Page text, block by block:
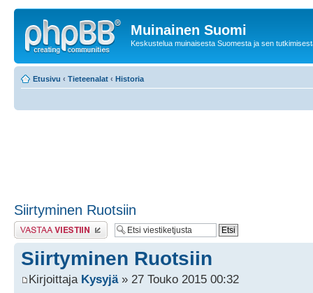
Muinainen Suomi
Keskustelua muinaisesta Suomesta ja sen
Etusivu ‹ Tieteenalat ‹ Historia
Siirtyminen Ruotsiin
Lähetä vastaus
Siirtyminen Ruotsiin
Kirjoittaja Kysyjä» 27 Touko 2015 00:32